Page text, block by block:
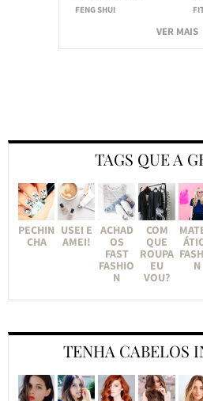
FENG SHUI
VER MAIS
TAGS QUE A
PECHIN
CHA
USEI E
AMEI!
ACHAD
OS
FAST
FASHIO
N
COM
QUE
ROUPA
EU
VOU?
N
TENHA CABELOS